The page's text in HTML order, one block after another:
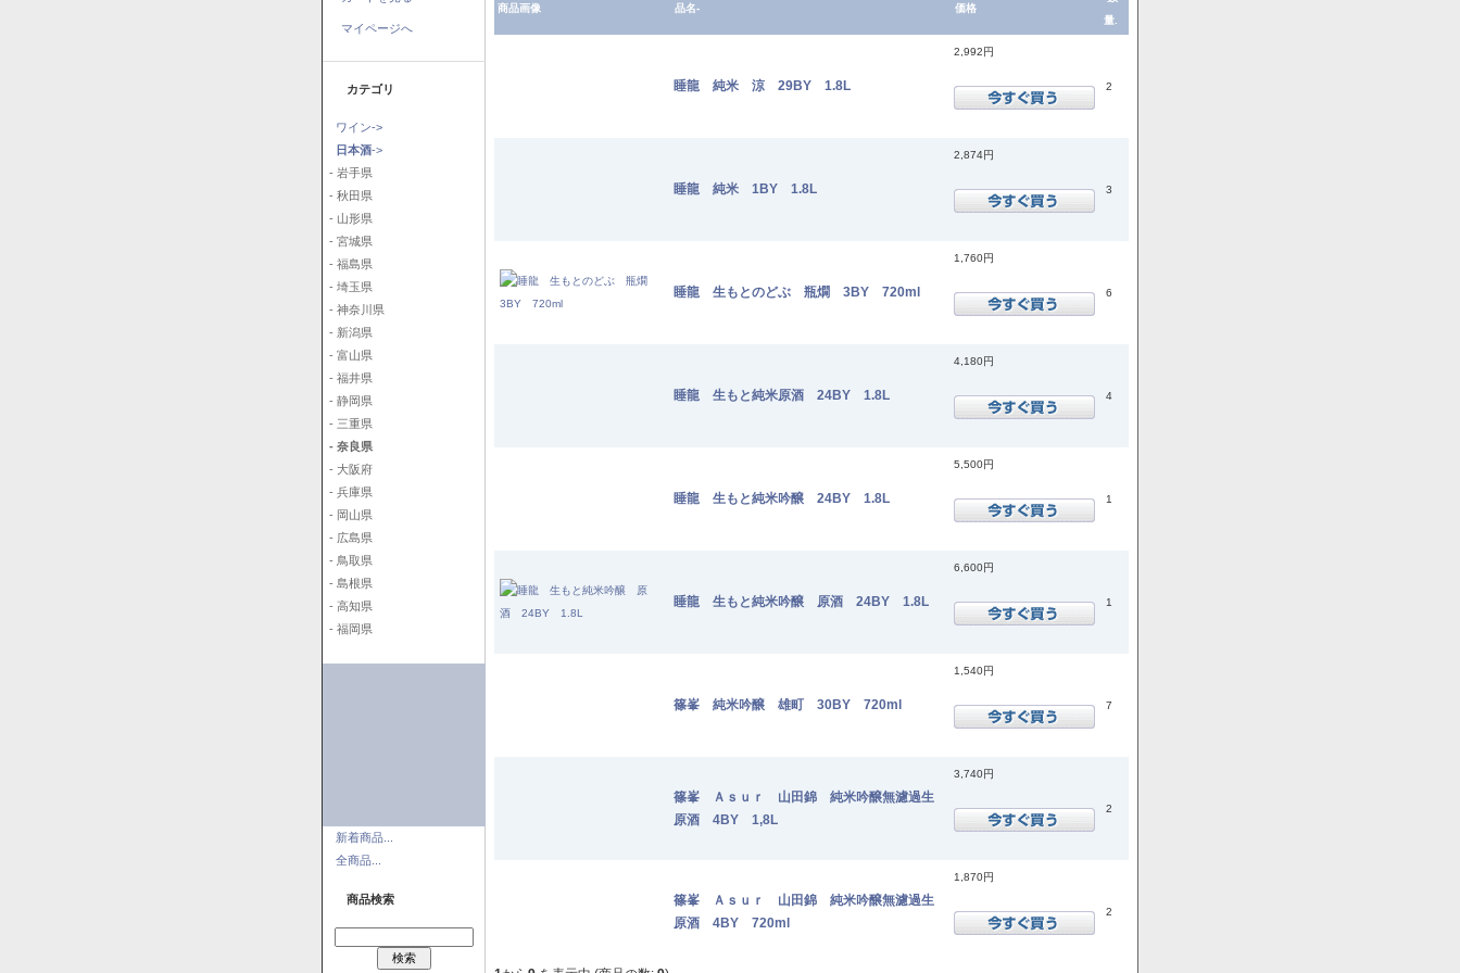
マイページへ
カテゴリ
ワイン->
日本酒->
- 岩手県
- 秋田県
- 山形県
- 宮城県
- 福島県
- 埼玉県
- 神奈川県
- 新潟県
- 富山県
- 福井県
- 静岡県
- 三重県
- 奈良県
- 大阪府
- 兵庫県
- 岡山県
- 広島県
- 鳥取県
- 島根県
- 高知県
- 福岡県
新着商品...
全商品...
商品検索
商品画像 品名- 価格
量.
睡龍 純米 涼 29BY 1.8L
2,992円
2
睡龍 純米 1BY 1.8L
2,874円
3
睡龍 生もとのどぶ 瓶燗 3BY 720ml
1,760円
6
睡龍 生もと純米原酒 24BY 1.8L
4,180円
4
睡龍 生もと純米吟醸 24BY 1.8L
5,500円
1
睡龍 生もと純米吟醸 原酒 24BY 1.8L
6,600円
1
篠峯 純米吟醸 雄町 30BY 720ml
1,540円
7
篠峯 Ａｓｕｒ 山田錦 純米吟醸無濾過生
原酒 4BY 1,8L
3,740円
2
篠峯 Ａｓｕｒ 山田錦 純米吟醸無濾過生
原酒 4BY 720ml
1,870円
2